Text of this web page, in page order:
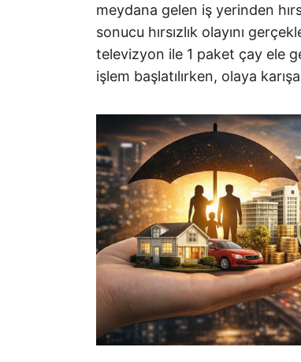
meydana gelen iş yerinden
sonucu hırsızlık olayını
televizyon ile 1 paket çay ele
işlem başlatılırken, olaya